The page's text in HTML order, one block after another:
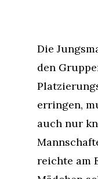
Die
den
erringen,
auch nur
reichte am